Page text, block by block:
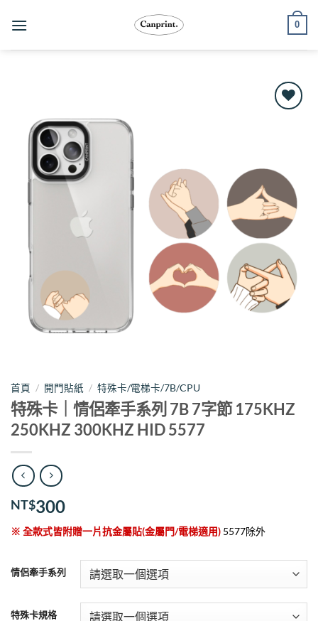
0
首頁 / 開門貼紙 / 特殊卡/電梯卡/7B/CPU
特殊卡｜情侶牽手系列 7B 7字節 175KHZ
250KHZ 300KHZ HID 5577
NT$300
※ 全款式皆附贈一片抗金屬貼(金屬門/電梯適用) 5577除外
情侶牽手系列
特殊卡規格